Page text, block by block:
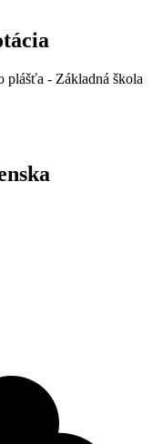
plášťa - Základná škola